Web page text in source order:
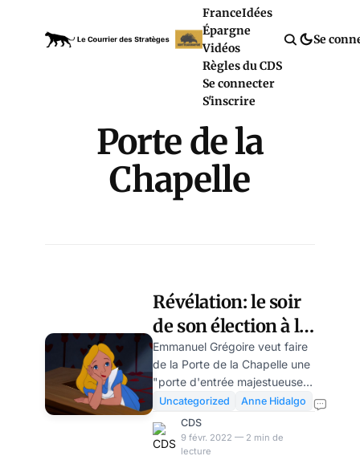
FranceIdées
Épargne
Vidéos
Règles du CDS
Se connecter
S'inscrire
Se
Porte de la
Chapelle
Révélation: le soir
de son élection à la
présidence de la
République, Anne
Hidalgo
rassemblera ses
supporters à la
Emmanuel Grégoire veut faire
de la Porte de la Chapelle une
"porte d'entrée majestueuse"
dans Paris. Sans doute celle
par laquelle Anne Hidalgo a
prévu de rentrer le soir de son
élection à la présidence de la
Uncategorized
Anne Hidalgo
CDS
9 févr. 2022 — 2 min de
lecture